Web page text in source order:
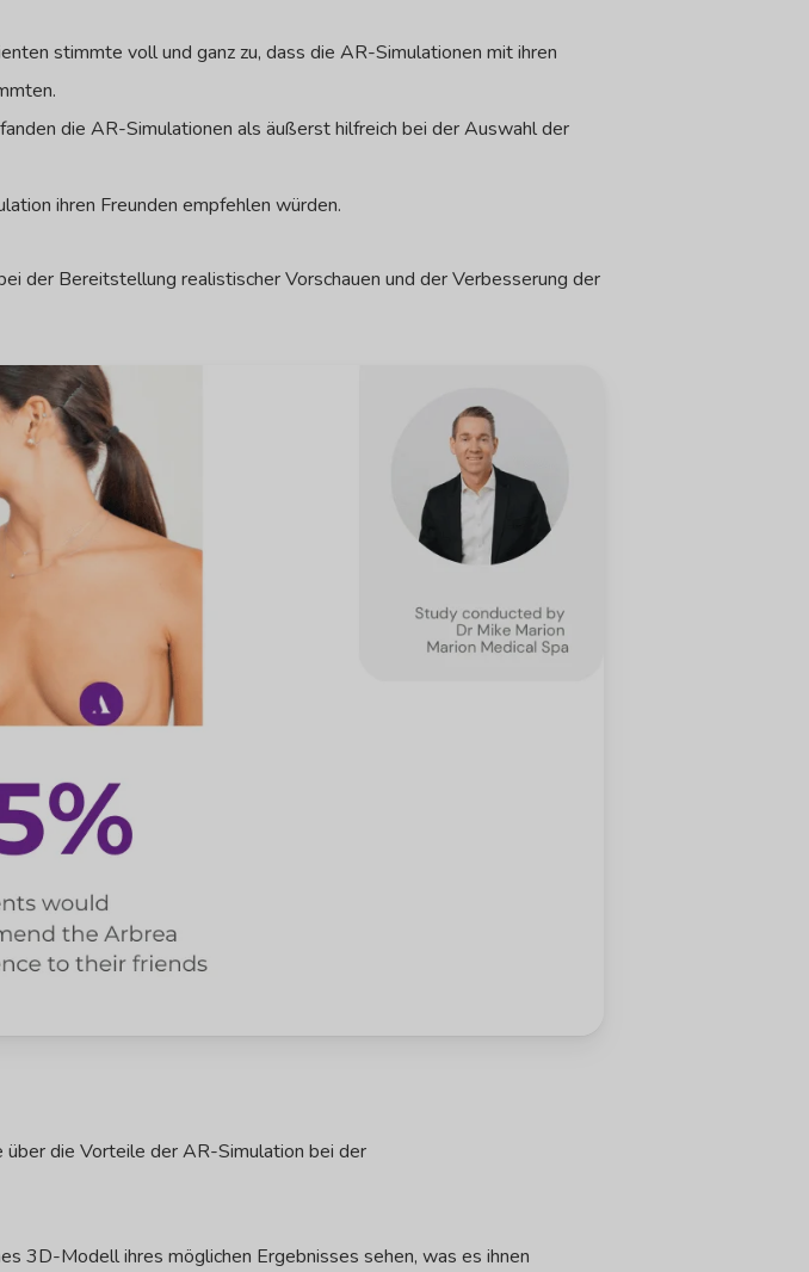
stimmte voll und ganz zu, dass die AR-Simulationen mit ihren
die AR-Simulationen als äußerst hilfreich bei der Auswahl der
ihren Freunden empfehlen würden.
der Bereitstellung realistischer Vorschauen und der Verbesserung der
die Vorteile der AR-Simulation bei der
3D-Modell ihres möglichen Ergebnisses sehen, was es ihnen